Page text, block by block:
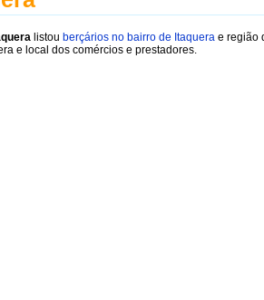
listou berçários no bairro de Itaquera e região
e local dos comércios e prestadores.